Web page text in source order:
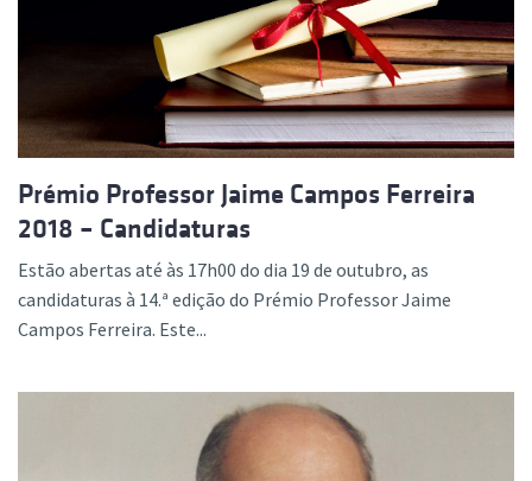
Prémio Professor Jaime Campos Ferreira
2018 – Candidaturas
Estão abertas até às 17h00 do dia 19 de outubro, as
candidaturas à 14.ª edição do Prémio Professor Jaime
Campos Ferreira. Este...